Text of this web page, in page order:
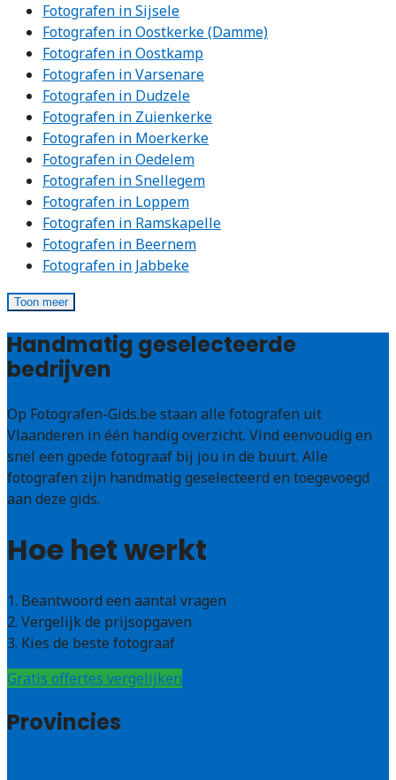
Fotografen in Sijsele
Fotografen in Oostkerke (Damme)
Fotografen in Oostkamp
Fotografen in Varsenare
Fotografen in Dudzele
Fotografen in Zuienkerke
Fotografen in Moerkerke
Fotografen in Oedelem
Fotografen in Snellegem
Fotografen in Loppem
Fotografen in Ramskapelle
Fotografen in Beernem
Fotografen in Jabbeke
Toon meer
Handmatig geselecteerde
bedrijven
Op Fotografen-Gids.be staan alle fotografen uit
Vlaanderen in één handig overzicht. Vind eenvoudig en
snel een goede fotograaf bij jou in de buurt. Alle
fotografen zijn handmatig geselecteerd en toegevoegd
aan deze gids.
Hoe het werkt
1. Beantwoord een aantal vragen
2. Vergelijk de prijsopgaven
3. Kies de beste fotograaf
Gratis offertes vergelijken
Provincies